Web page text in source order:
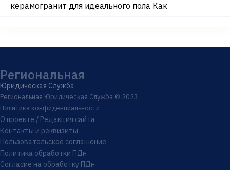
керамогранит для идеального пола Как
Региональная
Юридическая Служба
Региональная Юридическая Служба © 2023
Политика конфиденциальности
О проекте / Редакция сайта
Контакты и реквизиты
Пользовательское соглашение
Политика обработки ПДн
Согласие на обработку ПДн